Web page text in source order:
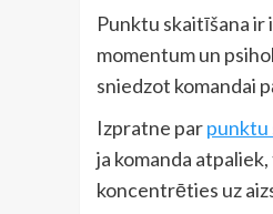
Punktu skaitīšana ir
momentum un
sniedzot komandai
Izpratne parpunktu
ja komanda
koncentrēties uz